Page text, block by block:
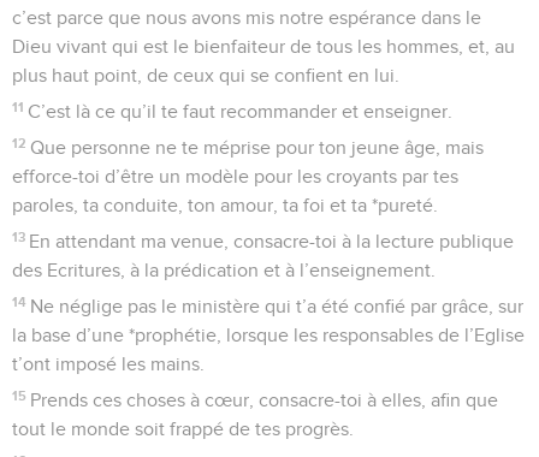
c’est parce que nous avons mis notre espérance dans le
Dieu vivant qui est le bienfaiteur de tous les hommes, et, au
plus haut point, de ceux qui se confient en lui.
11 C’est là ce qu’il te faut recommander et enseigner.
12 Que personne ne te méprise pour ton jeune âge, mais
efforce-toi d’être un modèle pour les croyants par tes
paroles, ta conduite, ton amour, ta foi et ta *pureté.
13 En attendant ma venue, consacre-toi à la lecture publique
des Ecritures, à la prédication et à l’enseignement.
14 Ne néglige pas le ministère qui t’a été confié par grâce, sur
la base d’une *prophétie, lorsque les responsables de l’Eglise
t’ont imposé les mains.
15 Prends ces choses à cœur, consacre-toi à elles, afin que
tout le monde soit frappé de tes progrès.